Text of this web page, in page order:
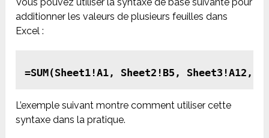
additionner les valeurs de plusieurs feuilles dans
Excel :
L’exemple suivant montre comment utiliser cette
syntaxe dans la pratique.